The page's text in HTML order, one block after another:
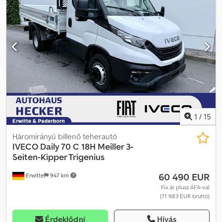
Elektromos ablakemelők - Elektronikusan állítható külső tükrök
Crsdpozh It Sefx Abhef - Kamerarendszer - Hátsó légrugózás -
Tolatókamera - Sávtartó asszisztens - TLT (PTO) = Megjegyzések =
7 személyes változat Insoli rendszerrel. ÚJSZERŰ ÁLLAPOTBAN.
1 / 15
Erwitte 947 km
Háromirányú billenő teherautó
IVECO Daily 70 C 18H Meiller 3-
Seiten-Kipper Trigenius
60 490 EUR
Fix ár plusz ÁFA-val
(71 983 EUR bruttó)
Érdeklődni Hívás